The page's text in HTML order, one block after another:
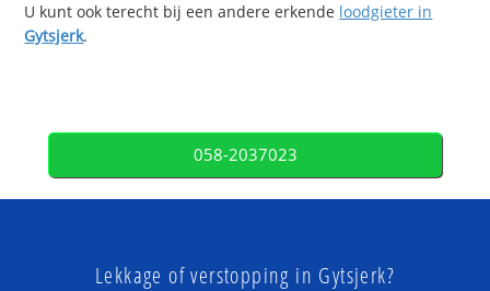
U kunt ook terecht bij een andere erkende loodgieter in
Gytsjerk.
058-2037023
Lekkage of verstopping in Gytsjerk?